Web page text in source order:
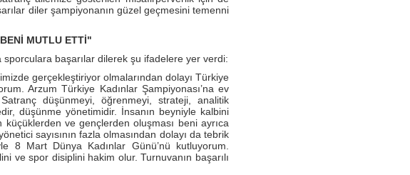
diler şampiyonanın güzel geçmesini temenni
MUTLU ETTİ"
sporculara başarılar dilerek şu ifadelere yer verdi:
gerçekleştiriyor olmalarından dolayı Türkiye
Arzum Türkiye Kadınlar Şampiyonası’na ev
düşünmeyi, öğrenmeyi, strateji, analitik
düşünme yönetimidir. İnsanın beyniyle kalbini
ve gençlerden oluşması beni ayrıca
sayısının fazla olmasından dolayı da tebrik
8 Mart Dünya Kadınlar Günü’nü kutluyorum.
ve spor disiplini hakim olur. Turnuvanın başarılı